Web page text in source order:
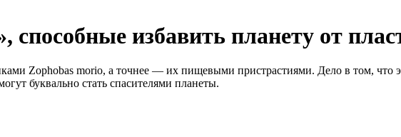
способные избавить планету от
Zophobas morio, а точнее — их пищевыми пристрастиями. Дело в том, что
буквально стать спасителями планеты.